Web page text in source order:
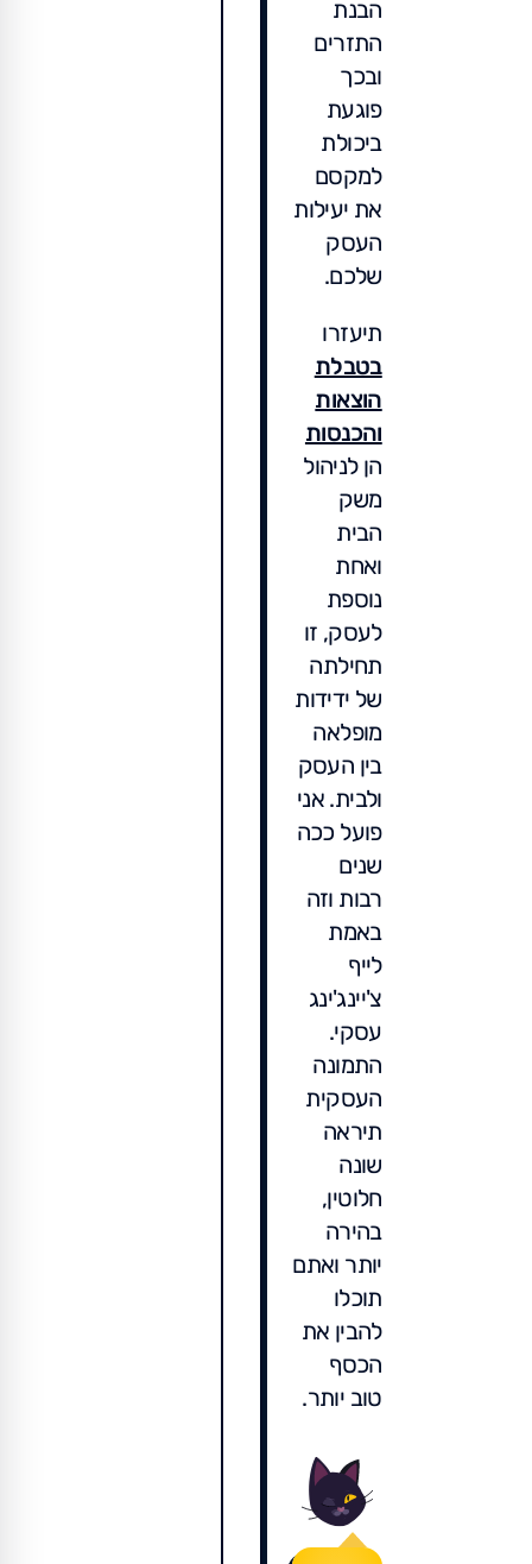
הבנת
התזרים
ובכך
פוגעת
ביכולת
למקסם
את יעילות
העסק
שלכם.
תיעזרו
בטבלת
הוצאות
והכנסות
הן לניהול
משק
הבית
ואחת
נוספת
לעסק, זו
תחילתה
של ידידות
מופלאה
בין העסק
ולבית. אני
פועל ככה
שנים
רבות וזה
באמת
לייף
צ'יינג'ינג
עסקי.
התמונה
העסקית
תיראה
שונה
חלוטין,
בהירה
יותר ואתם
תוכלו
להבין את
הכסף
טוב יותר.